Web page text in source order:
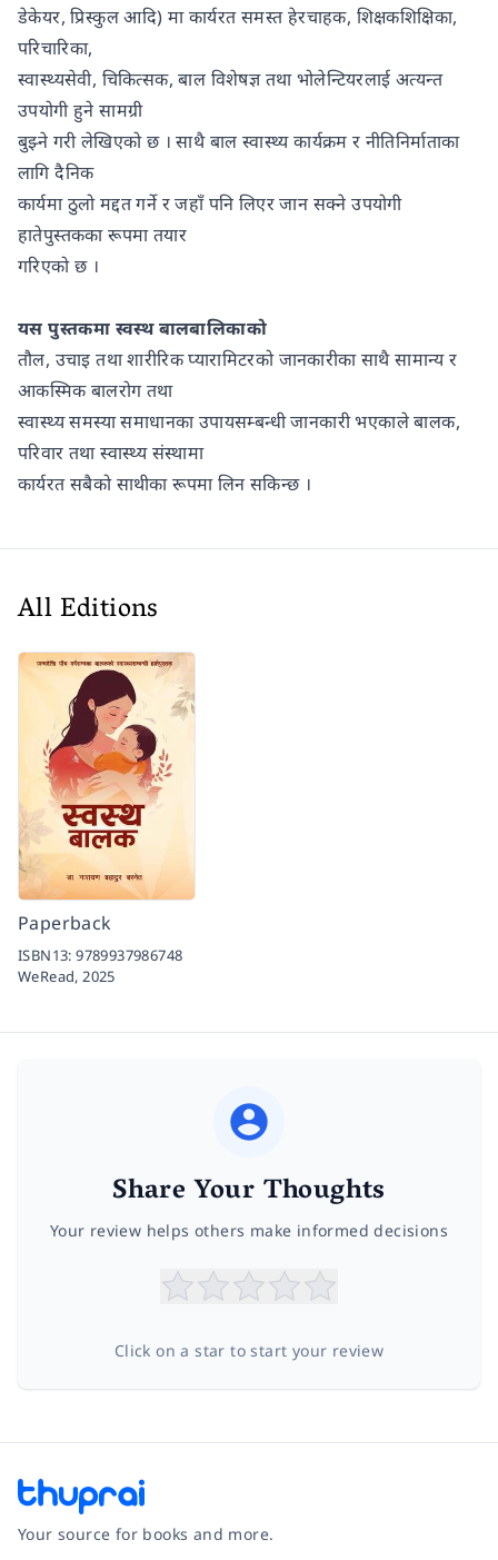
डेकेयर, प्रिस्कुल आदि) मा कार्यरत समस्त हेरचाहक, शिक्षकशिक्षिका,
परिचारिका,
स्वास्थ्यसेवी, चिकित्सक, बाल विशेषज्ञ तथा भोलेन्टियरलाई अत्यन्त
उपयोगी हुने सामग्री
बुझ्ने गरी लेखिएको छ । साथै बाल स्वास्थ्य कार्यक्रम र नीतिनिर्माताका
लागि दैनिक
कार्यमा ठुलो मद्दत गर्ने र जहाँ पनि लिएर जान सक्ने उपयोगी
हातेपुस्तकका रूपमा तयार
गरिएको छ ।
यस पुस्तकमा स्वस्थ बालबालिकाको
तौल, उचाइ तथा शारीरिक प्यारामिटरको जानकारीका साथै सामान्य र
आकस्मिक बालरोग तथा
स्वास्थ्य समस्या समाधानका उपायसम्बन्धी जानकारी भएकाले बालक,
परिवार तथा स्वास्थ्य संस्थामा
कार्यरत सबैको साथीका रूपमा लिन सकिन्छ ।
All Editions
Paperback
ISBN13:9789937986748
WeRead, 2025
Share Your Thoughts
Your review helps others make informed decisions
Click on a star to start your review
Your source for books and more.